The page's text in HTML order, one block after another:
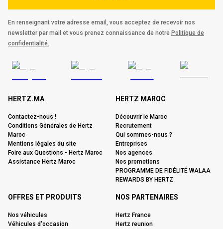
En renseignant votre adresse email, vous acceptez de recevoir nos
newsletter par mail et vous prenez connaissance de notre Politique de
confidentialité.
HERTZ.MA
Contactez-nous !
Conditions Générales de Hertz
Maroc
Mentions légales du site
Foire aux Questions - Hertz Maroc
Assistance Hertz Maroc
HERTZ MAROC
Découvrir le Maroc
Recrutement
Qui sommes-nous ?
Entreprises
Nos agences
Nos promotions
PROGRAMME DE FIDÉLITÉ WALAA
REWARDS BY HERTZ
OFFRES ET PRODUITS
Nos véhicules
Véhicules d'occasion
NOS PARTENAIRES
Hertz France
Hertz reunion